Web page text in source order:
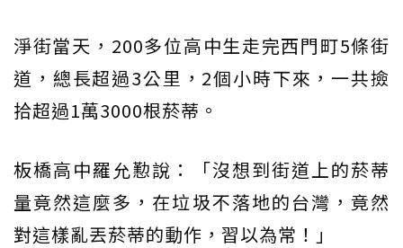
淨街當天，200多位高中生走完西門町5條街
道，總長超過3公里，2個小時下來，一共撿
拾超過1萬3000根菸蒂。
板橋高中羅允懃說：「沒想到街道上的菸蒂
量竟然這麼多，在垃圾不落地的台灣，竟然
對這樣亂丟菸蒂的動作，習以為常！」